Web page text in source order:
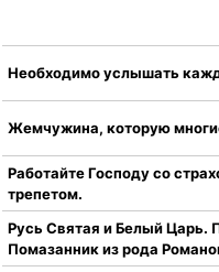
Необходимо услышать
Жемчужина, которую
Работайте Господу со
трепетом.
Русь Святая и Белый Царь.
Помазанник из рода